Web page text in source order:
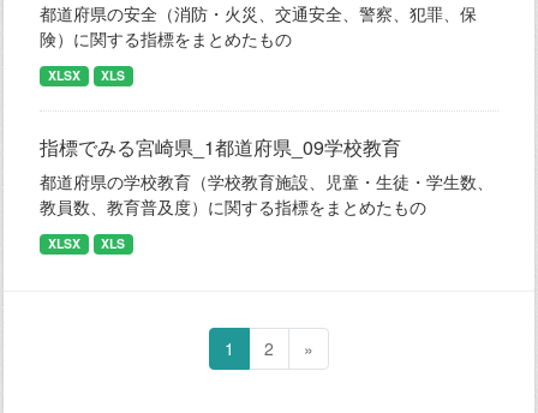
都道府県の安全（消防・火災、交通安全、警察、犯罪、保
険）に関する指標をまとめたもの
XLSX XLS
指標でみる宮崎県_1都道府県_09学校教育
都道府県の学校教育（学校教育施設、児童・生徒・学生数、
教員数、教育普及度）に関する指標をまとめたもの
XLSX XLS
1 2 »